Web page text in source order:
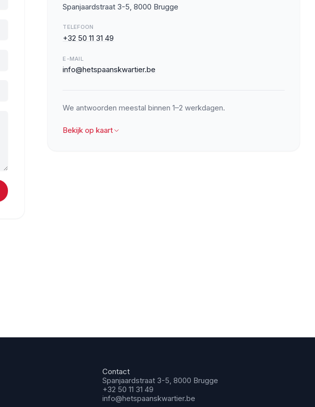
Spanjaardstraat 3-5, 8000 Brugge
TELEFOON
+32 50 11 31 49
E-MAIL
info@hetspaanskwartier.be
We antwoorden meestal binnen 1–2 werkdagen.
Bekijk op kaart
Contact
Spanjaardstraat 3-5, 8000 Brugge
+32 50 11 31 49
info@hetspaanskwartier.be